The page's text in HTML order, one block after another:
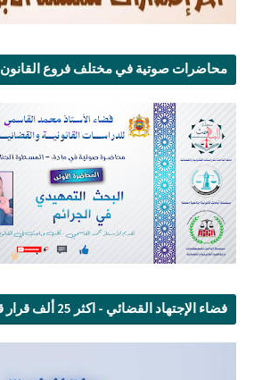
محاضرات صوتية في مختلف فروع القانون
فضاء الإجتهاد القضائي - اكثر 25 ألف قرار قضائي